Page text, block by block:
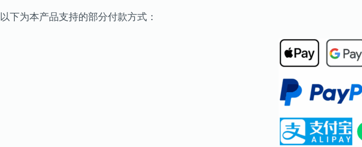
范
以下为本产品支持的部分付款方式：